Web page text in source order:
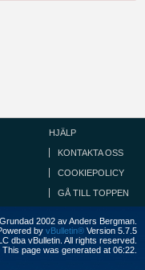
HJÄLP
KONTAKTA OSS
COOKIEPOLICY
GÅ TILL TOPPEN
2002 av Anders Bergman.
by vBulletin® Version 5.7.5
dba vBulletin. All rights reserved.
page was generated at 06:22.